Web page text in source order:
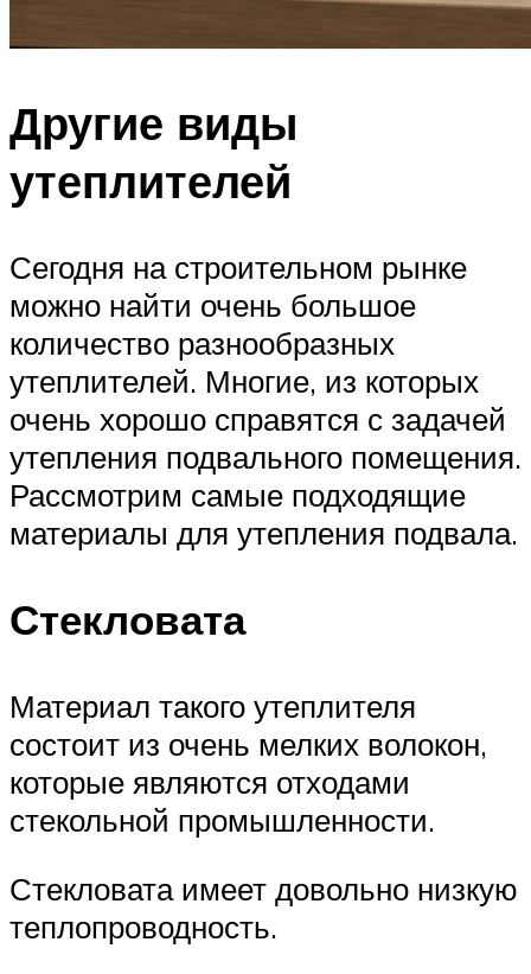
Другие виды
утеплителей
Сегодня на строительном рынке
можно найти очень большое
количество разнообразных
утеплителей. Многие, из которых
очень хорошо справятся с задачей
утепления подвального помещения.
Рассмотрим самые подходящие
материалы для утепления подвала.
Стекловата
Материал такого утеплителя
состоит из очень мелких волокон,
которые являются отходами
стекольной промышленности.
Стекловата имеет довольно низкую
теплопроводность.